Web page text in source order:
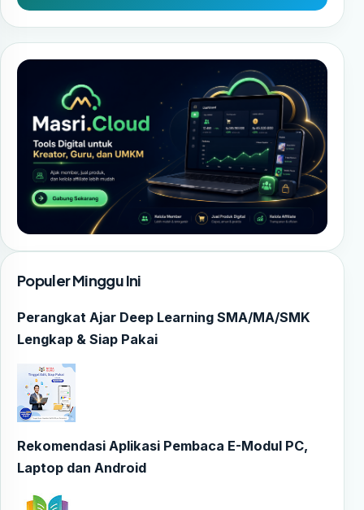
Populer Minggu Ini
Perangkat Ajar Deep Learning SMA/MA/SMK
Lengkap & Siap Pakai
Rekomendasi Aplikasi Pembaca E-Modul PC,
Laptop dan Android